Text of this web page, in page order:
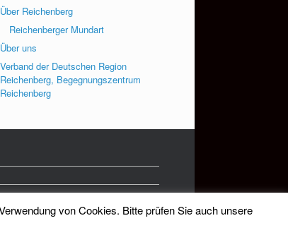
Über Reichenberg
Reichenberger Mundart
Über uns
Verband der Deutschen Region
Reichenberg, Begegnungszentrum
Reichenberg
von Cookies. Bitte prüfen Sie auch unsere